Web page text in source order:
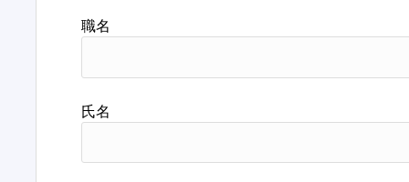
職名
氏名